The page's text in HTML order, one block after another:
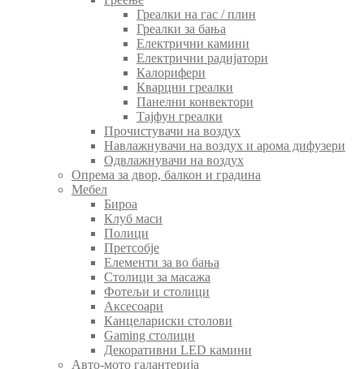
Греалки на гас / плин
Греалки за бања
Електрични камини
Електрични радијатори
Калорифери
Кварцни греалки
Панелни конвектори
Тајфун греалки
Прочистувачи на воздух
Навлажнувачи на воздух и арома дифузери
Одвлажнувачи на воздух
Опрема за двор, балкон и градина
Мебел
Бироа
Клуб маси
Полици
Претсобје
Елементи за во бања
Столици за масажа
Фотељи и столици
Аксесоари
Канцелариски столови
Gaming столици
Декоративни LED камини
Авто-мото галантерија